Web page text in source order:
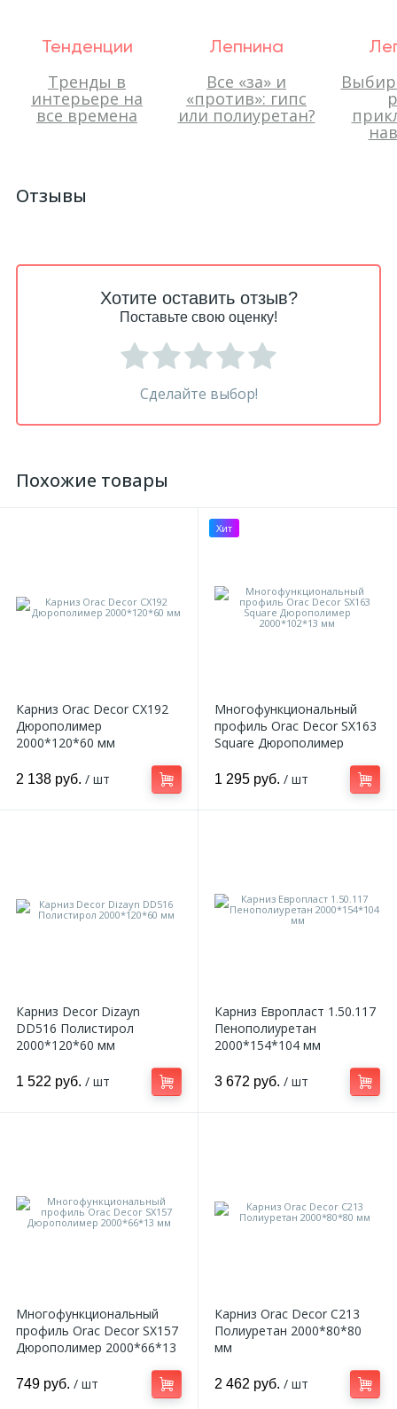
Тенденции
Тренды в
интерьере на
все времена
Лепнина
Все «за» и
«против»: гипс
или полиуретан?
Отзывы
Хотите оставить отзыв?
Поставьте свою оценку!
Сделайте выбор!
Похожие товары
Карниз Orac Decor CX192
Дюрополимер
2000*120*60 мм
2 138 руб. / шт
Хит
Многофункциональный
профиль Orac Decor SX163
Square Дюрополимер
1 295 руб. / шт
Карниз Decor Dizayn
DD516 Полистирол
2000*120*60 мм
1 522 руб. / шт
Карниз Европласт 1.50.117
Пенополиуретан
2000*154*104 мм
3 672 руб. / шт
Многофункциональный
профиль Orac Decor SX157
Дюрополимер 2000*66*13
749 руб. / шт
Карниз Orac Decor C213
Полиуретан 2000*80*80
мм
2 462 руб. / шт